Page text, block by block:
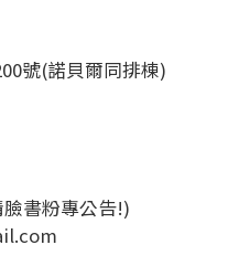
號(諾貝爾同排棟)
書粉專公告!)